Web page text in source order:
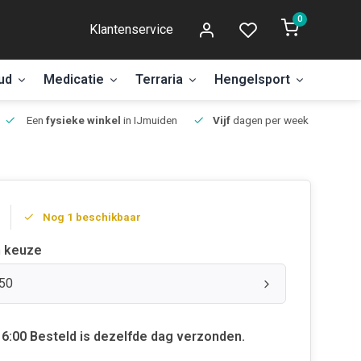
Klantenservice
0
Medicatie Terraria Hengelsport
Een fysieke winkel in IJmuiden Vijfdagen per week open.
Nog 1 beschikbaar
keuze
Besteld is dezelfde dag verzonden.